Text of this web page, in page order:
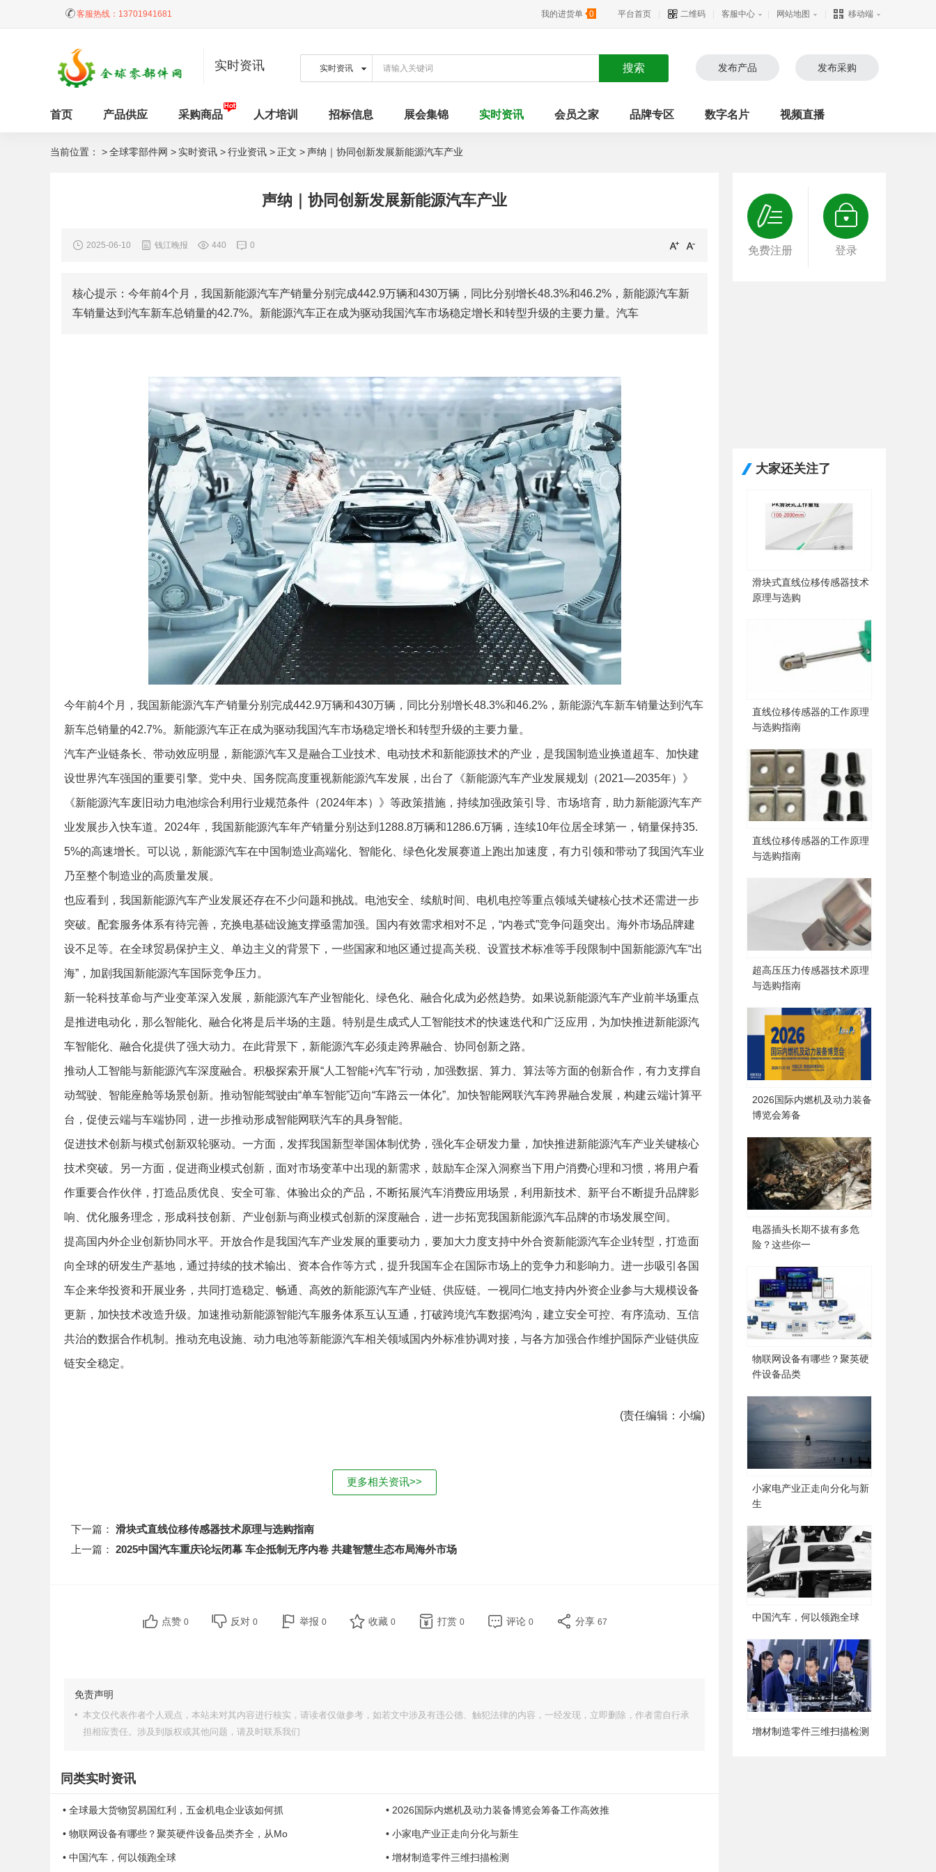
客服热线： 13701941681 我的进货单 0 平台首页 二维码 客服中心 网站地图 移动端
实时资讯 发布产品 发布采购
首页 产品供应 采购商品 人才培训 招标信息 展会集锦 实时资讯 会员之家 品牌专区 数字名片 视频直播
当前位置： >全球零部件网 > 实时资讯 >行业资讯 >正文 >声纳｜协同创新发展新能源汽车产业
声纳｜协同创新发展新能源汽车产业
2025-06-10 钱江晚报 440 0
核心提示：今年前4个月，我国新能源汽车产销量分别完成442.9万辆和430万辆，同比分别增长48.3%和46.2%，新能源汽车新
车销量达到汽车新车总销量的42.7%。新能源汽车正在成为驱动我国汽车市场稳定增长和转型升级的主要力量。汽车
今年前4个月，我国新能源汽车产销量分别完成442.9万辆和430万辆，同比分别增长48.3%和46.2%，新能源汽车新车销量达到汽车
新车总销量的42.7%。新能源汽车正在成为驱动我国汽车市场稳定增长和转型升级的主要力量。
汽车产业链条长、带动效应明显，新能源汽车又是融合工业技术、电动技术和新能源技术的产业，是我国制造业换道超车、加快建
设世界汽车强国的重要引擎。党中央、国务院高度重视新能源汽车发展，出台了《新能源汽车产业发展规划（2021—2035年）》
《新能源汽车废旧动力电池综合利用行业规范条件（2024年本）》等政策措施，持续加强政策引导、市场培育，助力新能源汽车产
业发展步入快车道。2024年，我国新能源汽车年产销量分别达到1288.8万辆和1286.6万辆，连续10年位居全球第一，销量保持35.
5%的高速增长。可以说，新能源汽车在中国制造业高端化、智能化、绿色化发展赛道上跑出加速度，有力引领和带动了我国汽车业
乃至整个制造业的高质量发展。
也应看到，我国新能源汽车产业发展还存在不少问题和挑战。电池安全、续航时间、电机电控等重点领域关键核心技术还需进一步
突破。配套服务体系有待完善，充换电基础设施支撑亟需加强。国内有效需求相对不足，“内卷式”竞争问题突出。海外市场品牌建
设不足等。在全球贸易保护主义、单边主义的背景下，一些国家和地区通过提高关税、设置技术标准等手段限制中国新能源汽车“出
海”，加剧我国新能源汽车国际竞争压力。
新一轮科技革命与产业变革深入发展，新能源汽车产业智能化、绿色化、融合化成为必然趋势。如果说新能源汽车产业前半场重点
是推进电动化，那么智能化、融合化将是后半场的主题。特别是生成式人工智能技术的快速迭代和广泛应用，为加快推进新能源汽
车智能化、融合化提供了强大动力。在此背景下，新能源汽车必须走跨界融合、协同创新之路。
推动人工智能与新能源汽车深度融合。积极探索开展“人工智能+汽车”行动，加强数据、算力、算法等方面的创新合作，有力支撑自
动驾驶、智能座舱等场景创新。推动智能驾驶由“单车智能”迈向“车路云一体化”。加快智能网联汽车跨界融合发展，构建云端计算平
台，促使云端与车端协同，进一步推动形成智能网联汽车的具身智能。
促进技术创新与模式创新双轮驱动。一方面，发挥我国新型举国体制优势，强化车企研发力量，加快推进新能源汽车产业关键核心
技术突破。另一方面，促进商业模式创新，面对市场变革中出现的新需求，鼓励车企深入洞察当下用户消费心理和习惯，将用户看
作重要合作伙伴，打造品质优良、安全可靠、体验出众的产品，不断拓展汽车消费应用场景，利用新技术、新平台不断提升品牌影
响、优化服务理念，形成科技创新、产业创新与商业模式创新的深度融合，进一步拓宽我国新能源汽车品牌的市场发展空间。
提高国内外企业创新协同水平。开放合作是我国汽车产业发展的重要动力，要加大力度支持中外合资新能源汽车企业转型，打造面
向全球的研发生产基地，通过持续的技术输出、资本合作等方式，提升我国车企在国际市场上的竞争力和影响力。进一步吸引各国
车企来华投资和开展业务，共同打造稳定、畅通、高效的新能源汽车产业链、供应链。一视同仁地支持内外资企业参与大规模设备
更新，加快技术改造升级。加速推动新能源智能汽车服务体系互认互通，打破跨境汽车数据鸿沟，建立安全可控、有序流动、互信
共治的数据合作机制。推动充电设施、动力电池等新能源汽车相关领域国内外标准协调对接，与各方加强合作维护国际产业链供应
链安全稳定。
(责任编辑：小编)
更多相关资讯>>
下一篇： 滑块式直线位移传感器技术原理与选购指南
上一篇： 2025中国汽车重庆论坛闭幕 车企抵制无序内卷 共建智慧生态布局海外市场
点赞 0 反对 0 举报 0 收藏 0 打赏 0 评论 0 分享 67
免责声明
• 本文仅代表作者个人观点，本站未对其内容进行核实，请读者仅做参考，如若文中涉及有违公德、触犯法律的内容，一经发现，立即删除，作者需自行承
担相应责任。涉及到版权或其他问题，请及时联系我们
同类实时资讯
• 全球最大货物贸易国红利，五金机电企业该如何抓 • 2026国际内燃机及动力装备博览会筹备工作高效推
• 物联网设备有哪些？聚英硬件设备品类齐全，从Mo • 小家电产业正走向分化与新生
• 中国汽车，何以领跑全球 • 增材制造零件三维扫描检测
免费注册 登录
大家还关注了
滑块式直线位移传感器技术
原理与选购
直线位移传感器的工作原理
与选购指南
直线位移传感器的工作原理
与选购指南
超高压压力传感器技术原理
与选购指南
2026国际内燃机及动力装备
博览会筹备
电器插头长期不拔有多危
险？这些你一
物联网设备有哪些？聚英硬
件设备品类
小家电产业正走向分化与新
生
中国汽车，何以领跑全球
增材制造零件三维扫描检测